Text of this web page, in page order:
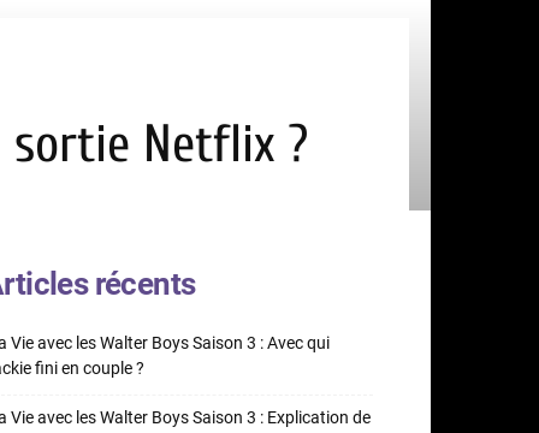
sortie Netflix ?
récents
Vie avec les Walter Boys Saison 3 : Avec qui
fini en couple ?
Vie avec les Walter Boys Saison 3 : Explication de